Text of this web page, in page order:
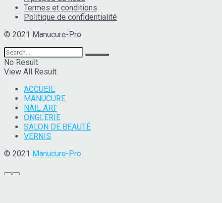
Termes et conditions
Politique de confidentialité
© 2021 Manucure-Pro
No Result
View All Result
ACCUEIL
MANUCURE
NAIL ART
ONGLERIE
SALON DE BEAUTÉ
VERNIS
© 2021 Manucure-Pro